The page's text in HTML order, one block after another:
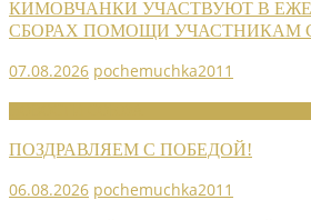
КИМОВЧАНКИ УЧАСТВУЮТ В
СБОРАХ ПОМОЩИ УЧАСТНИКАМ
07.08.2026 pochemuchka2011
ПОЗДРАВЛЯЕМ С ПОБЕДОЙ!
06.08.2026 pochemuchka2011